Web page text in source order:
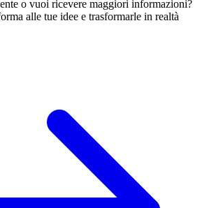
o vuoi ricevere maggiori informazioni?
alle tue idee e trasformarle in realtà